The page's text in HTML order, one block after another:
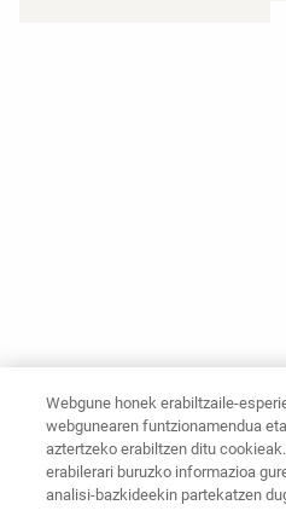
Webgune honek erabiltzaile-
webgunearen funtzionamendua
aztertzeko erabiltzen ditu
erabilerari buruzko informazioa
analisi-bazkideekin partekatzen